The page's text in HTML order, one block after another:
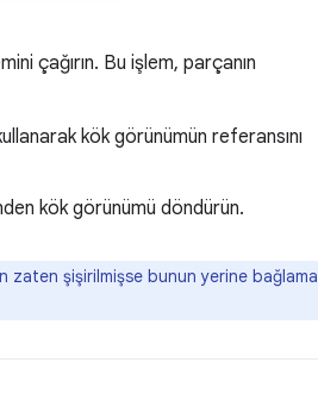
çağırın. Bu işlem, parçanın
kök görünümün referansını
kök görünümü döndürün.
şişirilmişse bunun yerine bağlama